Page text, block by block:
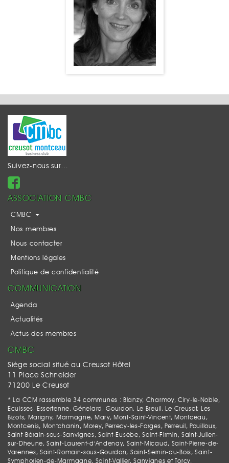
Suivez-nous sur…
ASSOCIATION CMBC
CMBC
Nos membres
Nous contacter
Mentions légales
Politique de confidentialité
COMMUNICATION
Agenda
Actualités
Actus des membres
CMBC
Siège social situé au Creusot Hôtel
11 Place Schneider
71200 Le Creusot
* La CCM rassemble 34 communes : Blanzy, Charmoy, Ciry-le-Noble,
Ecuisses, Essertenne, Génelard, Gourdon, Le Breuil, Le Creusot, Les
Bizots, Marigny, Marmagne, Mary, Mont-Saint-Vincent, Montceau,
Montcenis, Montchanin, Morey, Perrecy-les-Forges, Perreuil, Pouilloux,
Saint-Bérain-sous-Sanvignes, Saint-Eusèbe, Saint-Firmin, Saint-Julien-
sur-Dheune, Saint-Laurent-d'Andenay, Saint-Micaud, Saint-Pierre-de-
Varennes, Saint-Romain-sous-Gourdon, Saint-Sernin-du-Bois, Saint-
Symphorien-de-Marmagne, Saint-Vallier, Sanvignes et Torcy.